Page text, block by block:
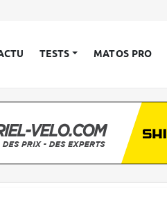
TESTS MATOS PRO